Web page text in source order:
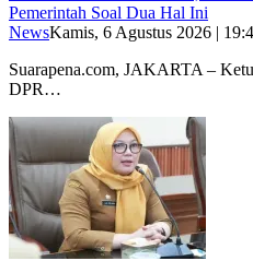
Pemerintah Soal Dua Hal Ini
NewsKamis, 6 Agustus 2026 |
Suarapena.com, JAKARTA –
DPR…